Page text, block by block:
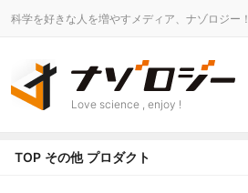
科学を好きな人を増やすメディア、ナゾロジー！
Love science , enjoy !
TOP その他 プロダクト